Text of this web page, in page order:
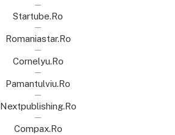
Startube.ro
Romaniastar.ro
Cornelyu.ro
Pamantulviu.ro
Nextpublishing.ro
Compax.ro